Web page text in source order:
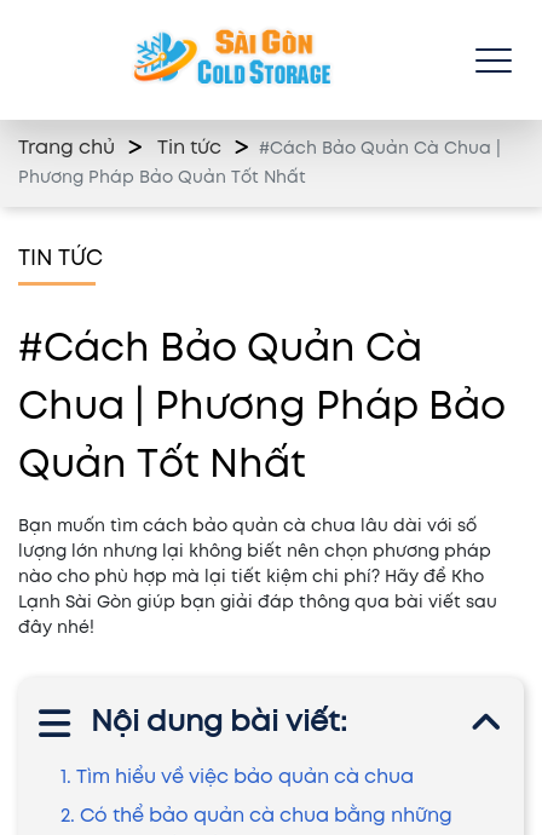
Trang chủ Tin tức
#Cách Bảo Quản Cà Chua |
Phương Pháp Bảo Quản Tốt Nhất
TIN TỨC
#Cách Bảo Quản Cà
Chua | Phương Pháp Bảo
Quản Tốt Nhất
Bạn muốn tìm cách bảo quản cà chua lâu dài với số
lượng lớn nhưng lại không biết nên chọn phương pháp
nào cho phù hợp mà lại tiết kiệm chi phí? Hãy để Kho
Lạnh Sài Gòn giúp bạn giải đáp thông qua bài viết sau
đây nhé!
Nội dung bài viết:
1. Tìm hiểu về việc bảo quản cà chua
2. Có thể bảo quản cà chua bằng những